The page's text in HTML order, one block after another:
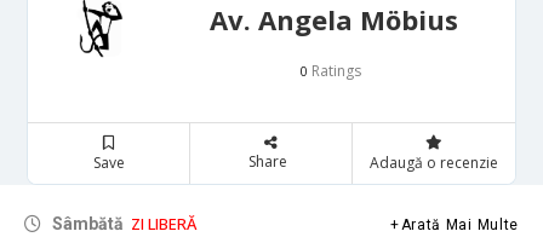
Av. Angela Möbius
0 Ratings
Save Share Adaugă o recenzie
Sâmbătă ZI LIBERĂ Arată Mai Multe